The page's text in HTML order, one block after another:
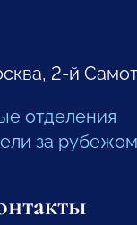
2-й
отделения
за рубежом